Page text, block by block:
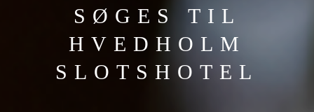
SØGES TIL
HVEDHOLM
SLOTSHOTEL